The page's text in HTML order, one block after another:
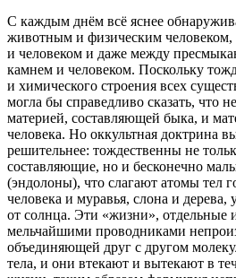
С каждым днём всё яснее
животным и физическим человеком,
и человеком и даже между
камнем и человеком. Поскольку
и химического строения всех
могла бы справедливо сказать, что
материей, составляющей быка, и
человека. Но оккультная доктрина
решительнее: тождественны не
составляющие, но и бесконечно
(эндолоны), что слагают атомы тел
человека и муравья, слона и
от солнца. Эти «жизни», отдельные
мельчайшими проводниками
объединяющей друг с другом
тела, и они втекают и вытекают в